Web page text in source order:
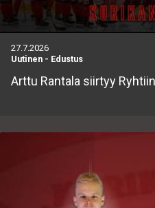
27.7.2026
Uutinen - Edustus
Arttu ​Rantala siirtyy